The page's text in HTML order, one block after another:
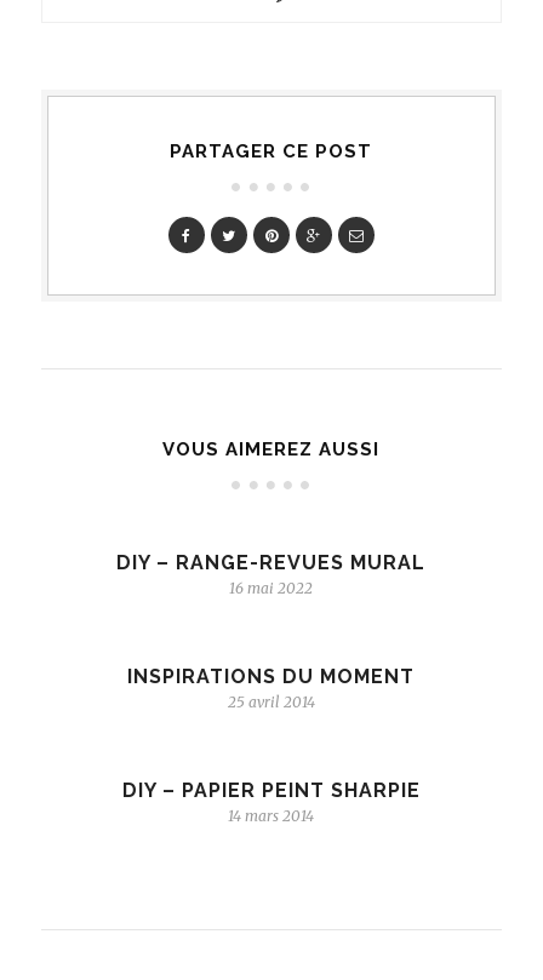
PARTAGER CE POST
VOUS AIMEREZ AUSSI
DIY – RANGE-REVUES MURAL
16 mai 2022
INSPIRATIONS DU MOMENT
25 avril 2014
DIY – PAPIER PEINT SHARPIE
14 mars 2014